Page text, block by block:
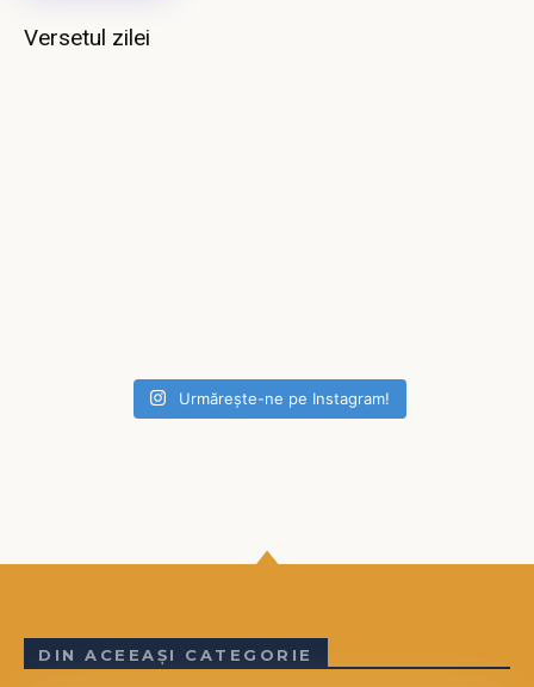
Versetul zilei
Urmărește-ne pe Instagram!
DIN ACEEAȘI CATEGORIE